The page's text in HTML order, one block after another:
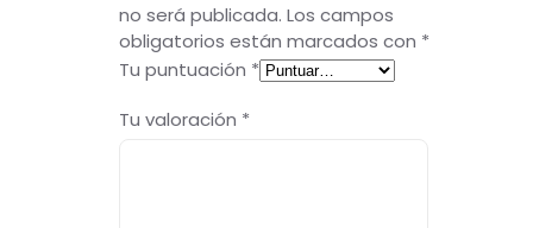
no será publicada. Los campos
obligatorios están marcados con *
Tu puntuación *
Tu valoración *